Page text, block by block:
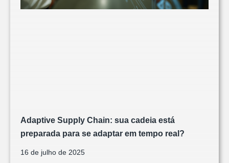
Adaptive Supply Chain: sua cadeia está
preparada para se adaptar em tempo real?
16 de julho de 2025